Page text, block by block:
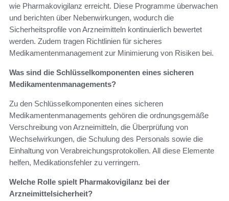
wie Pharmakovigilanz erreicht. Diese Programme überwachen
und berichten über Nebenwirkungen, wodurch die
Sicherheitsprofile von Arzneimitteln kontinuierlich bewertet
werden. Zudem tragen Richtlinien für sicheres
Medikamentenmanagement zur Minimierung von Risiken bei.
Was sind die Schlüsselkomponenten eines sicheren
Medikamentenmanagements?
Zu den Schlüsselkomponenten eines sicheren
Medikamentenmanagements gehören die ordnungsgemäße
Verschreibung von Arzneimitteln, die Überprüfung von
Wechselwirkungen, die Schulung des Personals sowie die
Einhaltung von Verabreichungsprotokollen. All diese Elemente
helfen, Medikationsfehler zu verringern.
Welche Rolle spielt Pharmakovigilanz bei der
Arzneimittelsicherheit?